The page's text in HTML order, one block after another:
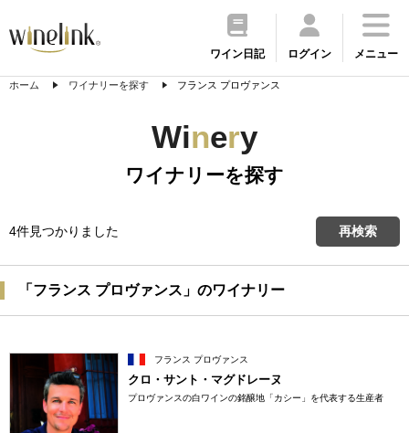
ワイン日記 ログイン メニュー
ホーム ワイナリーを探す フランス プロヴァンス
Winery
ワイナリーを探す
4件見つかりました 再検索
「フランス プロヴァンス」のワイナリー
フランス プロヴァンス
クロ・サント・マグドレーヌ
プロヴァンスの白ワインの銘醸地「カシー」を代表する生産者